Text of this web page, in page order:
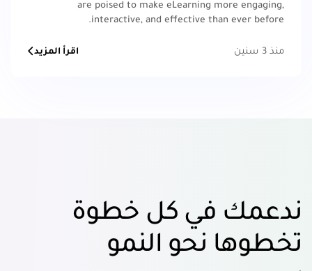
are poised to make eLearning more engaging,
interactive, and effective than ever before.
منذ 3 سنين اقرأ المزيد
ندعمك في كل خطوة
تخطوها نحو النمو